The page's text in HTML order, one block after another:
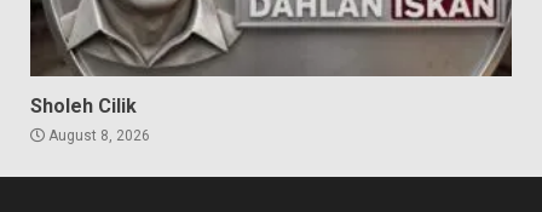
Sholeh Cilik
August 8, 2026